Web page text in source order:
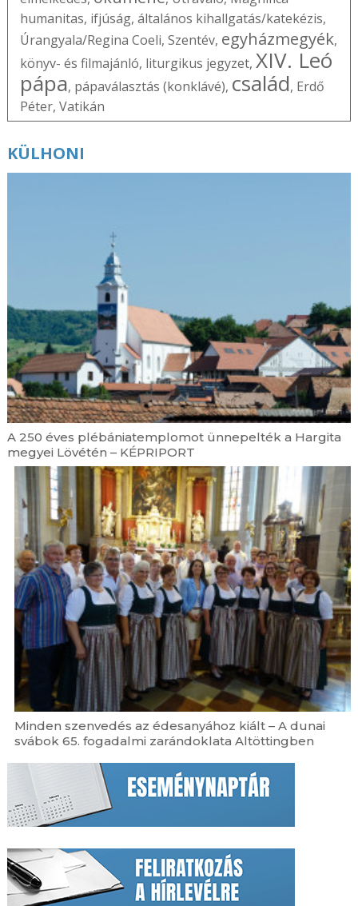
humanitas, ifjúság, általános kihallgatás/katekézis,
Úrangyala/Regina Coeli, Szentév, egyházmegyék,
könyv- és filmajánló, liturgikus jegyzet, XIV. Leó
pápa, pápaválasztás (konklávé), család, Erdő
Péter, Vatikán
KÜLHONI
A 250 éves plébániatemplomot ünnepelték a Hargita
megyei Lövétén – KÉPRIPORT
Minden szenvedés az édesanyához kiált – A dunai
svábok 65. fogadalmi zarándoklata Altöttingben